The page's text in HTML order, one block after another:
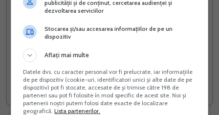
Cultura castravetelui anti-
diabet
Vreau acest produs →
sociale
Vreau acest produs →
publicității și de conținut, cercetarea audienței și
dezvoltarea serviciilor
Stocarea și/sau accesarea informațiilor de pe un
dispozitiv
Aflați mai multe
Datele dvs. cu caracter personal vor fi prelucrate, iar informațiile
de pe dispozitiv (cookie-uri, identificatori unici și alte date de pe
dispozitiv) pot fi stocate, accesate de și trimise către 198 de
parteneri sau pot fi folosite în mod specific de acest site. Noi și
partenerii noștri putem folosi date exacte de localizare
geografică.Lista partenerilor.